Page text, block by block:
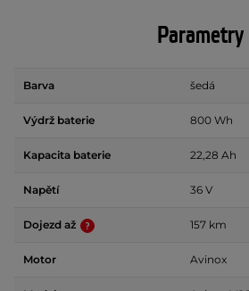
Parametry
Barva šedá
Výdrž baterie 800 Wh
Kapacita baterie 22,28 Ah
Napětí 36 V
Dojezd až 157 km
Motor Avinox